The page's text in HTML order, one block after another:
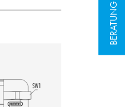
BERATUNG
BERATUNG